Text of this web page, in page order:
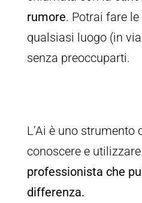
rumore. Potrai fare
qualsiasi luogo (in
senza preoccuparti.
L’Ai è uno strumento
conoscere e
professionista che
differenza.